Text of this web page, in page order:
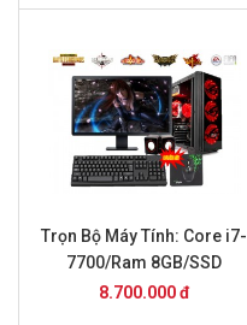
Trọn Bộ Máy Tính: Core i7-
7700/Ram 8GB/SSD
240/GTX 1050 và Màn Hình
8.700.000 đ